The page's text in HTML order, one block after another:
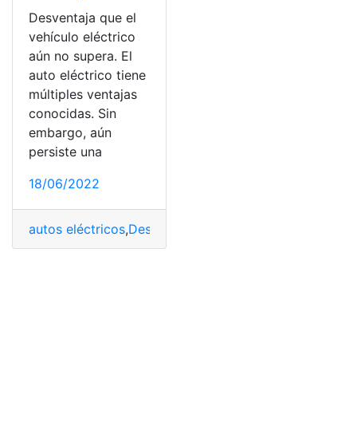
Desventaja que el
vehículo eléctrico
aún no supera. El
auto eléctrico tiene
múltiples ventajas
conocidas. Sin
embargo, aún
persiste una
18/06/2022
autos eléctricos,Desventajas